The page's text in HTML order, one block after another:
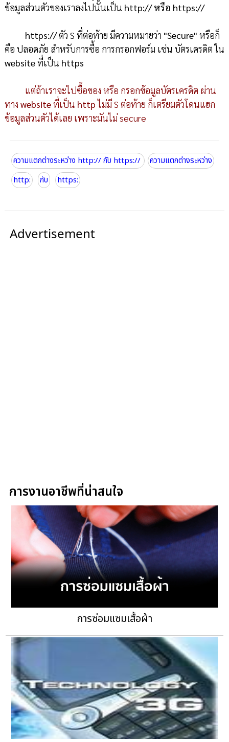
ข้อมูลส่วนตัวของเราลงไปนั้นเป็น http:// หรือ https://
https://ตัว S ที่ต่อท้าย มีความหมายว่า "Secure" หรือก็
คือ ปลอดภัย สำหรับการซื้อ การกรอกฟอร์ม เช่น บัตรเครดิต ใน
websiteที่เป็น https
แต่ถ้าเราจะไปซื้อของ หรือ กรอกข้อมูลบัตรเครดิต ผ่าน
ทาง websiteที่เป็น httpไม่มี S ต่อท้าย ก็เตรียมตัวโดนแฮก
ข้อมูลส่วนตัวได้เลย เพราะมันไม่ secure
ความแตกต่างระหว่าง http:// กับ https://
ความแตกต่างระหว่าง
http:
กับ https:
Advertisement
การงานอาชีพที่น่าสนใจ
การซ่อมแซมเสื้อผ้า